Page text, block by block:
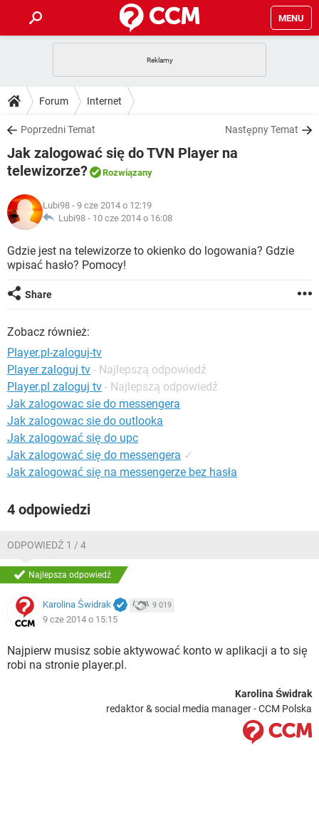
MENU
GRY
SPOTIFY
INSTAGRAM FACEBOOK
WINDOWS 10
PORADY
PlayStation
SPOTIFY
WINDOWS 10
DO POBRANIA
ANDROID TIKTOK
GRY
IOS
INSTAGRAM
WINDOWS 10
FORUM
GRY WHATSAPP
INSTAGRAM
WINDOWS 10
ARTYKUŁY
COVID-19
GRY WHATSAPP
INSTAGRAM
Forum Internet
Poprzedni Temat Następny Temat
Jak zalogować się do TVN Player na
telewizorze?
Rozwiązany
Lubi98 - 9 cze 2014 o 12:19
Lubi98 - 10 cze 2014 o 16:08
Gdzie jest na telewizorze to okienko do logowania? Gdzie
wpisać hasło? Pomocy!
Share
Zobacz również:
Player.pl-zaloguj-tv
Player zaloguj tv - Najlepszą odpowiedź
Player.pl zaloguj tv - Najlepszą odpowiedź
Jak zalogowac sie do messengera
Jak zalogowac sie do outlooka
Jak zalogować się do upc
Jak zalogować się do messengera ✓
Jak zalogować się na messengerze bez hasła
4 odpowiedzi
ODPOWIEDŹ 1 / 4
Najlepsza odpowiedź
Karolina Świdrak 9 019
9 cze 2014 o 15:15
Najpierw musisz sobie aktywować konto w aplikacji a to się
robi na stronie player.pl.
Karolina Świdrak
redaktor & social media manager - CCM Polska